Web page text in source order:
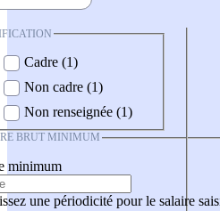
Cadre (1)
Non cadre (1)
Non renseignée (1)
BRUT MINIMUM
minimum
une périodicité pour le salaire